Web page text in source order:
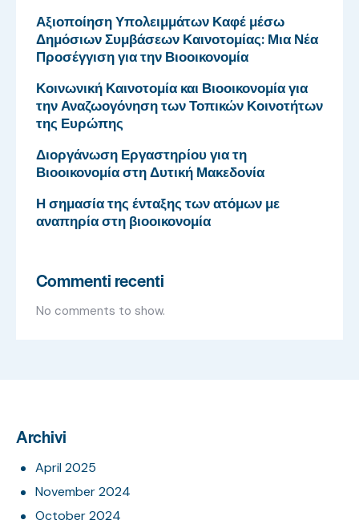
Αξιοποίηση Υπολειμμάτων Καφέ μέσω
Δημόσιων Συμβάσεων Καινοτομίας: Μια Νέα
Προσέγγιση για την Βιοοικονομία
Κοινωνική Καινοτομία και Βιοοικονομία για
την Αναζωογόνηση των Τοπικών Κοινοτήτων
της Ευρώπης
Διοργάνωση Εργαστηρίου για τη
Βιοοικονομία στη Δυτική Μακεδονία
Η σημασία της ένταξης των ατόμων με
αναπηρία στη βιοοικονομία
Commenti recenti
No comments to show.
Archivi
April 2025
November 2024
October 2024